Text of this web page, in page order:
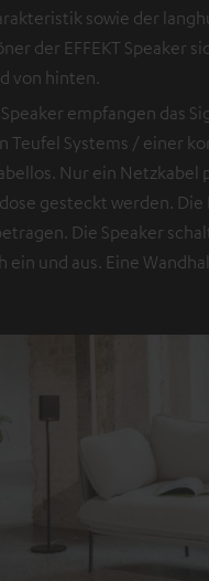
sowie der
der EFFEKT Speaker
von hinten.
Speaker empfangen das
Teufel Systems / einer
Nur ein Netzkabel
gesteckt werden.
Die Speaker
ein und aus. Eine